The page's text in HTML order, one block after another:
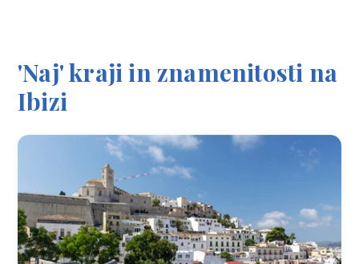
'Naj' kraji in znamenitosti na
Ibizi